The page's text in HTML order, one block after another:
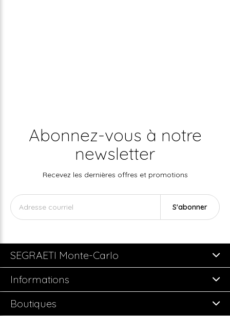
Abonnez-vous à notre
newsletter
Recevez les dernières offres et promotions
S'abonner
SEGRAETI Monte-Carlo
Informations
Boutiques